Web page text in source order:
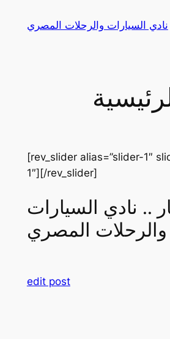
نادي السيارات والرحلات المصري
[rev_slider alias=”slider-1″
1″][/rev_slider]
.. نادي السيارات
والرحلات المصري
edit post